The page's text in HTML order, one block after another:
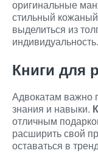
оригинальные
стильный
выделиться из
индивидуальность.
Книги для
Адвокатам важно
знания и навыки.
отличным
расширить свой
оставаться в